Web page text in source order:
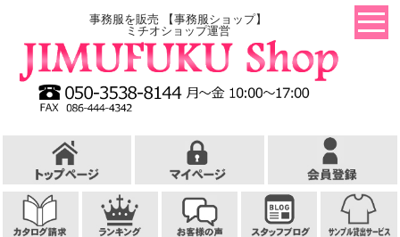
事務服を販売 【事務服ショップ】
ミチオショップ運営